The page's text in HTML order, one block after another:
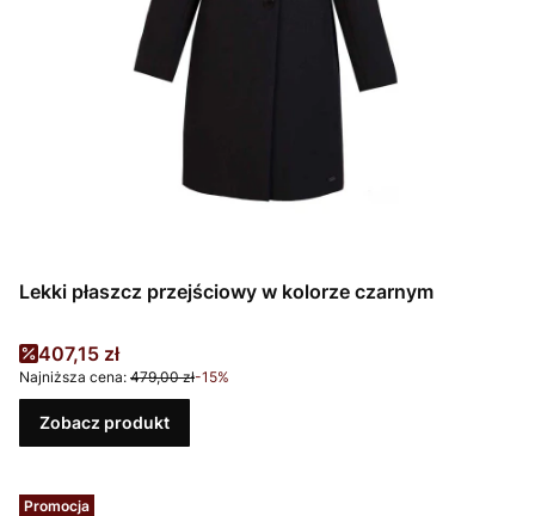
Lekki płaszcz przejściowy w kolorze czarnym
Cena promocyjna
407,15 zł
Najniższa cena: 479,00 zł-15%
Zobacz produkt
Promocja